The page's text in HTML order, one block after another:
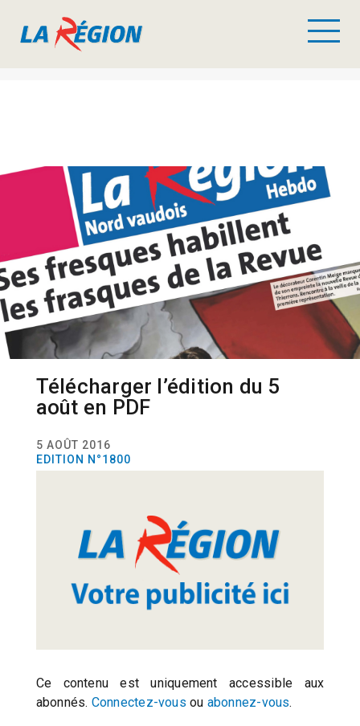
Télécharger l’édition du 5
août en PDF
5 AOÛT 2016
EDITION N°1800
Ce contenu est uniquement accessible aux
abonnés. Connectez-vous ou abonnez-vous.